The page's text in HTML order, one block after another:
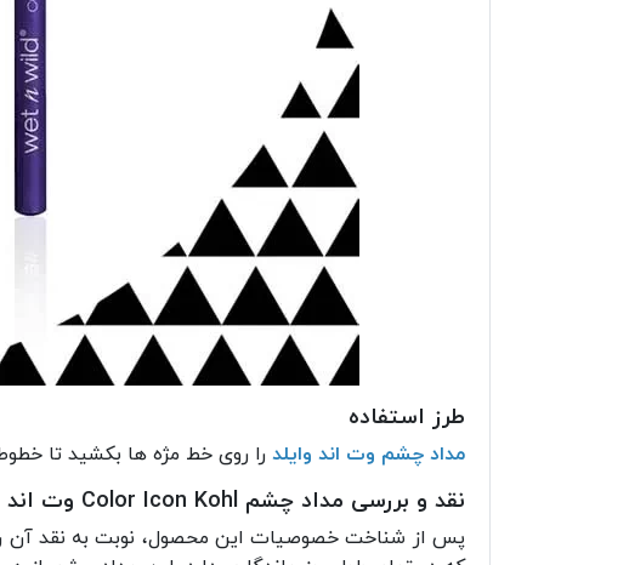
طرز استفاده
مداد چشم وت اند وایلد را روی خط مژه ها بکشید تا
نقد و بررسی مداد چشم Color Icon Kohl وت اند وایلد
پس از شناخت خصوصیات این محصول، نوبت به نقد